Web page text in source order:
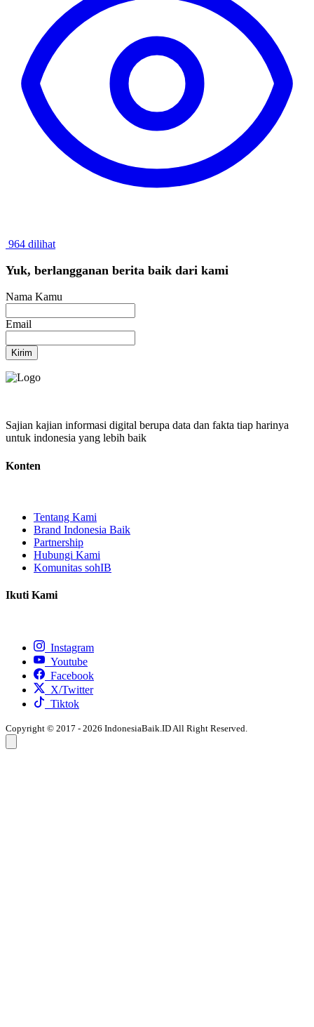
964 dilihat
Yuk, berlangganan berita baik dari kami
Nama Kamu
Email
Kirim
Sajian kajian informasi digital berupa data dan fakta tiap harinya
untuk indonesia yang lebih baik
Konten
Tentang Kami
Brand Indonesia Baik
Partnership
Hubungi Kami
Komunitas sohIB
Ikuti Kami
Instagram
Youtube
Facebook
X/Twitter
Tiktok
Copyright © 2017 - 2026 IndonesiaBaik.ID All Right Reserved.